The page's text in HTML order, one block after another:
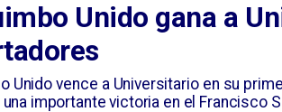
Unido gana a
Unido vence a Universitario en su
una importante victoria en el Francisco